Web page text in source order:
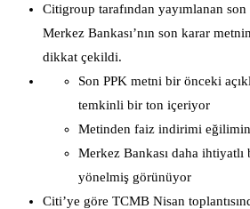
Citigroup tarafından yayımlanan
Merkez Bankası’nın son karar
dikkat çekildi.
Son PPK metni bir önceki
temkinli bir ton içeriyor
Metinden faiz indirimi
Merkez Bankası daha
yönelmiş görünüyor
Citi’ye göre TCMB Nisan